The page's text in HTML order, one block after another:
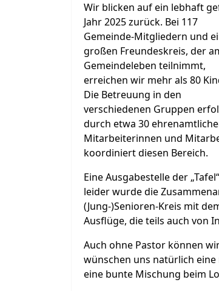
Wir blicken auf ein lebhaft
Jahr 2025 zurück. Bei 117
Gemeinde-Mitgliedern und
großen Freundeskreis, der
Gemeindeleben teilnimmt,
erreichen wir mehr als 80
Die Betreuung in den
verschiedenen Gruppen
durch etwa 30
Mitarbeiterinnen und
koordiniert diesen Bereich.
Eine Ausgabestelle der
leider wurde die
(Jung-)Senioren-Kreis mit
Ausflüge, die teils auch von
Auch ohne Pastor können
wünschen uns natürlich
eine bunte Mischung beim